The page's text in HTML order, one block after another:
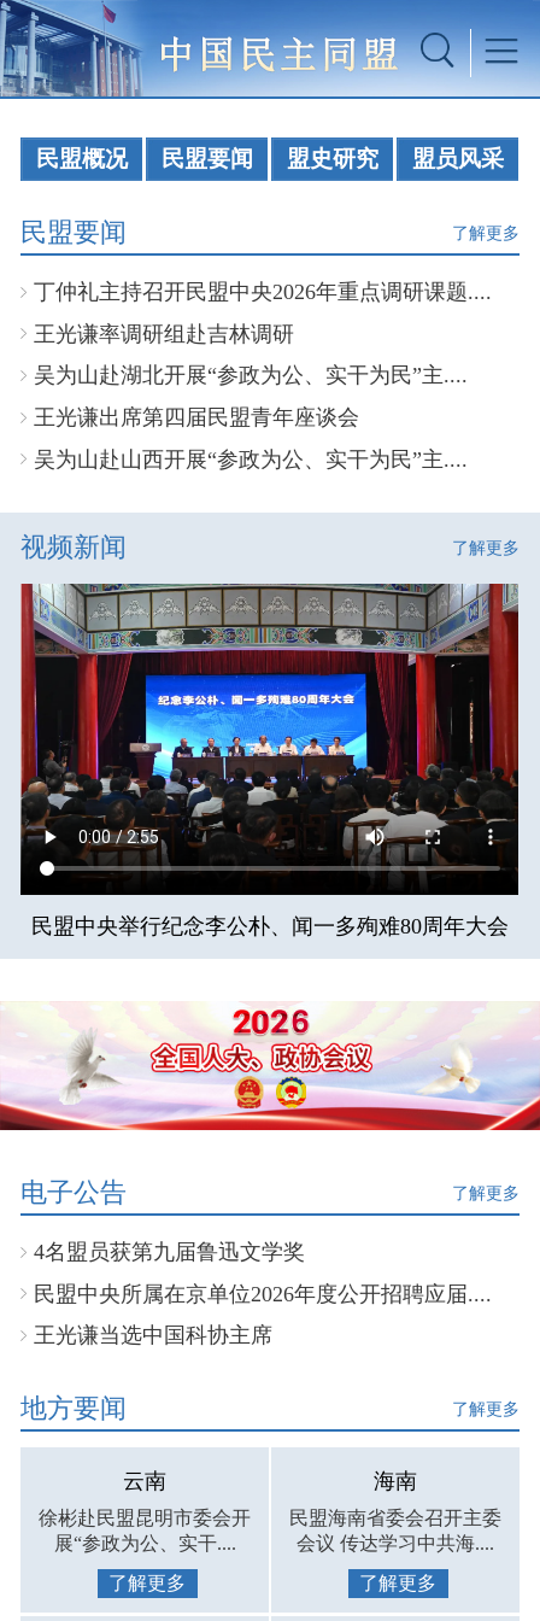
民盟概况 民盟要闻 盟史研究 盟员风采
民盟要闻 了解更多
丁仲礼主持召开民盟中央2026年重点调研课题....
王光谦率调研组赴吉林调研
吴为山赴湖北开展“参政为公、实干为民”主....
王光谦出席第四届民盟青年座谈会
吴为山赴山西开展“参政为公、实干为民”主....
视频新闻 了解更多
民盟中央举行纪念李公朴、闻一多殉难80周年大会
电子公告 了解更多
4名盟员获第九届鲁迅文学奖
民盟中央所属在京单位2026年度公开招聘应届....
王光谦当选中国科协主席
地方要闻 了解更多
云南
徐彬赴民盟昆明市委会开
展“参政为公、实干....
了解更多
海南
民盟海南省委会召开主委
会议 传达学习中共海....
了解更多